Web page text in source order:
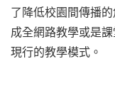
了降低校園間傳播
成全網路教學或是
現行的教學模式。